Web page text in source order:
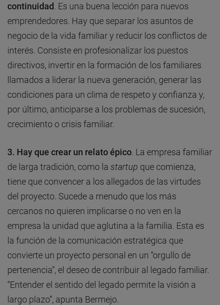
continuidad . Es una buena lección para nuevos
emprendedores. Hay que separar los asuntos de
negocio de la vida familiar y reducir los conflictos de
interés. Consiste en profesionalizar los puestos
directivos, invertir en la formación de los familiares
llamados a liderar la nueva generación, generar las
condiciones para un clima de respeto y confianza y,
por último, anticiparse a los problemas de sucesión,
crecimiento o crisis familiar.
3. Hay que crear un relato épico . La empresa familiar
de larga tradición, como la startup que comienza,
tiene que convencer a los allegados de las virtudes
del proyecto. Sucede a menudo que los más
cercanos no quieren implicarse o no ven en la
empresa la unidad que aglutina a la familia. Esta es
la función de la comunicación estratégica que
convierte un proyecto personal en un “orgullo de
pertenencia”, el deseo de contribuir al legado familiar.
“Entender el sentido del legado permite la visión a
largo plazo”, apunta Bermejo.